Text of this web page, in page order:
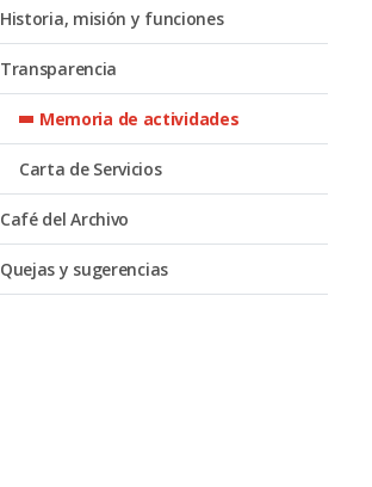
Historia, misión y funciones
Transparencia
Memoria de actividades
Carta de Servicios
Café del Archivo
Quejas y sugerencias